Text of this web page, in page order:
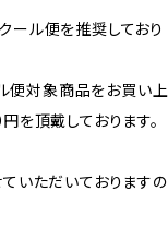
ール便を推奨しており
便対象商品をお買い上
を頂戴しております。
いただいておりますの